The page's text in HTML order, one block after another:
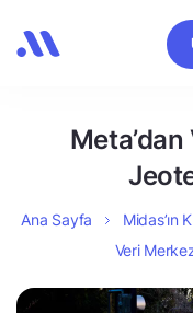
Ana Sayfa Midas’ın
Veri